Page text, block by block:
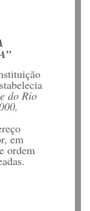
do Rio
em
ordem